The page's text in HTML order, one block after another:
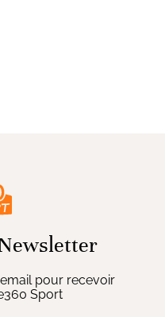
pour recevoir